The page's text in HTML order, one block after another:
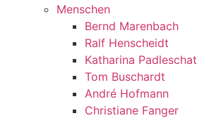
Menschen
Bernd Marenbach
Ralf Henscheidt
Katharina Padleschat
Tom Buschardt
André Hofmann
Christiane Fanger